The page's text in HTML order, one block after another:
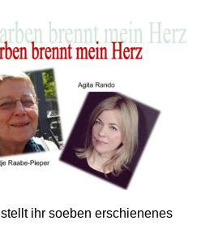
stellt ihr soeben erschienenes